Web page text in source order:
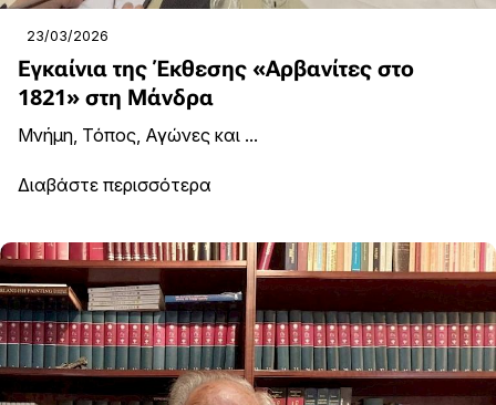
23/03/2026
Εγκαίνια της Έκθεσης «Αρβανίτες στο
1821» στη Μάνδρα
Μνήμη, Τόπος, Αγώνες και ...
Διαβάστε περισσότερα